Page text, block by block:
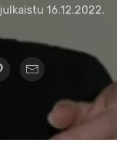
16.12.2022.